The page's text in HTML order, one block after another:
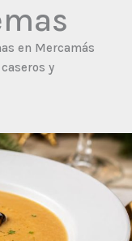
en Mercamás
y